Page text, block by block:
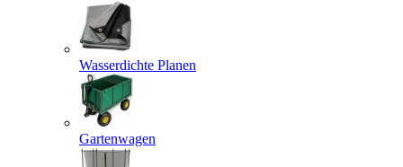
Wasserdichte Planen
Gartenwagen